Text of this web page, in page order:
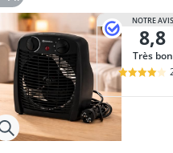
NOTRE AVIS
8,8
Très bon